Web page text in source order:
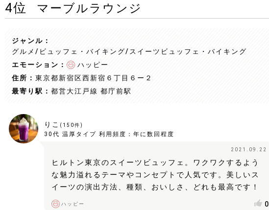
4位 マーブルラウンジ
ジャンル：
グルメ/ビュッフェ・バイキング/スイーツビュッフェ・バイキング
エモーション：
ハッピー
住所： 東京都新宿区西新宿６丁目６ー２
最寄り駅： 都営大江戸線 都庁前駅
りこ ( 150件)
30代 温厚タイプ 利用頻度： 年に数回程度
2021.09.22
ヒルトン東京のスイーツビュッフェ。ワクワクするよう
な魅力溢れるテーマやコンセプトで人気です。美しいス
イーツの演出方法、種類、おいしさ、どれも最高です！
ハッピー 0